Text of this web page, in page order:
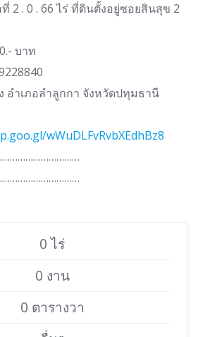
2 . 0 . 66 ไร่ ที่ดินตั้งอยู่ซอยสินสุข 2
บาท
อำเภอลำลูกกา จังหวัดปทุมธานี
wWuDLFvRvbXEdhBz8
0 ไร่
0 งาน
0 ตารางวา